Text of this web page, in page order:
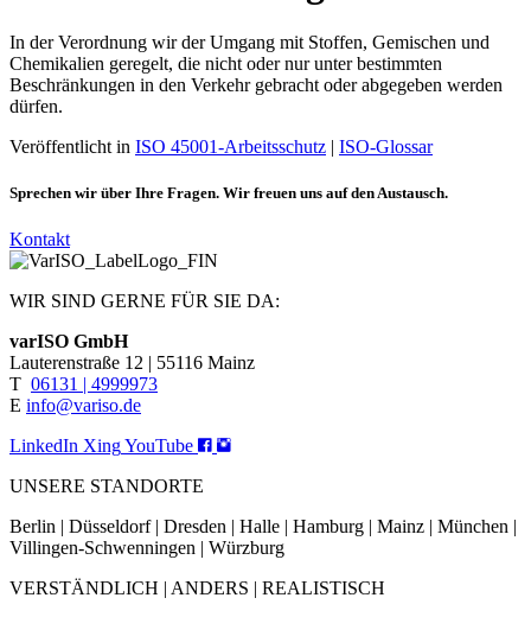
In der Verordnung wir der Umgang mit Stoffen, Gemischen und
Chemikalien geregelt, die nicht oder nur unter bestimmten
Beschränkungen in den Verkehr gebracht oder abgegeben werden
dürfen.
Veröffentlicht in ISO 45001-Arbeitsschutz | ISO-Glossar
Sprechen wir über Ihre Fragen. Wir freuen uns auf den Austausch.
Kontakt
WIR SIND GERNE FÜR SIE DA:
varISO GmbH
Lauterenstraße 12 | 55116 Mainz
T 06131 | 4999973
E info@variso.de
LinkedIn XingYouTube
UNSERE STANDORTE
Berlin | Düsseldorf | Dresden | Halle | Hamburg | Mainz | München |
Villingen-Schwenningen | Würzburg
VERSTÄNDLICH | ANDERS | REALISTISCH